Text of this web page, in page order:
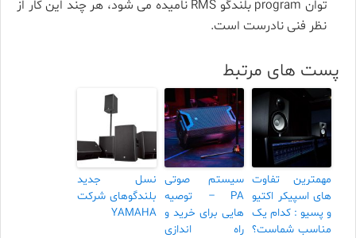
توان program بلندگو RMS نامیده می­ شود، هر چند این کار از
نظر فنی نادرست است.
پست های مرتبط
مهمترین تفاوت
های اسپیکر اکتیو
و پسیو : کدام یک
مناسب شماست؟
سیستم صوتی
PA – توصیه
هایی برای خرید و
راه اندازی
نسل جدید
بلندگوهای شرکت
YAMAHA